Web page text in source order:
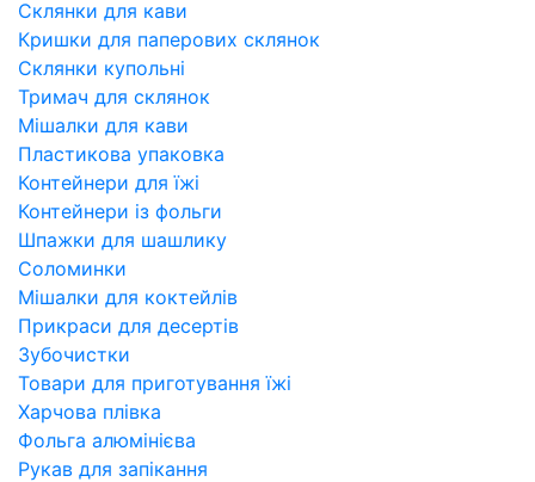
Склянки для кави
Кришки для паперових склянок
Склянки купольні
Тримач для склянок
Мішалки для кави
Пластикова упаковка
Контейнери для їжі
Контейнери із фольги
Шпажки для шашлику
Соломинки
Мішалки для коктейлів
Прикраси для десертів
Зубочистки
Товари для приготування їжі
Харчова плівка
Фольга алюмінієва
Рукав для запікання